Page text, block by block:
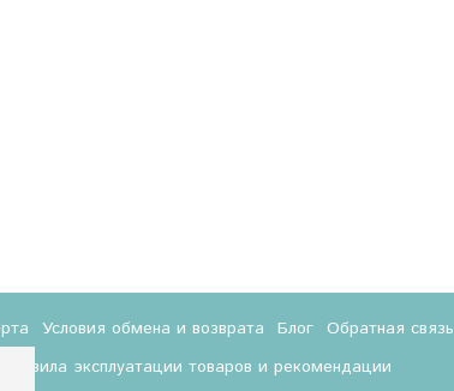
Условия обмена и возврата Блог Обратная связь
Правила эксплуатации товаров и рекомендации